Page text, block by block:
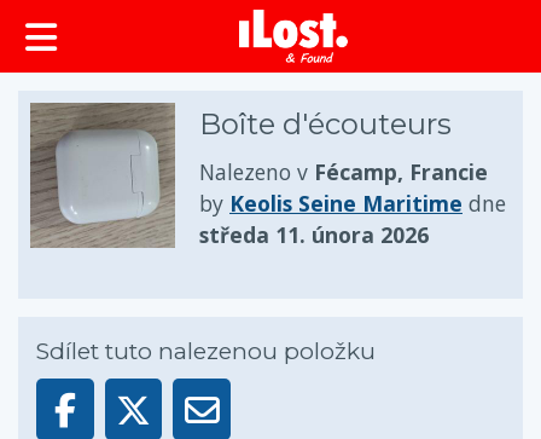
obsah
Boîte d'écouteurs
Nalezeno v Fécamp, Francie
by Keolis Seine Maritime dne
středa 11. února 2026
Sdílet tuto nalezenou položku